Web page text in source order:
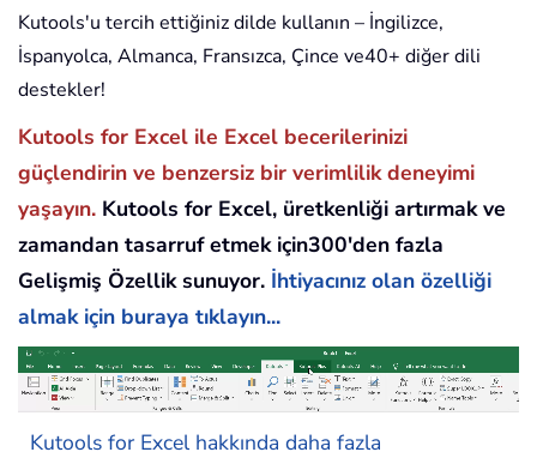
Kutools'u tercih ettiğiniz dilde kullanın – İngilizce,
İspanyolca, Almanca, Fransızca, Çince ve40+ diğer dili
destekler!
Kutools for Excel ile Excel becerilerinizi
güçlendirin ve benzersiz bir verimlilik deneyimi
yaşayın. Kutools for Excel, üretkenliği artırmak ve
zamandan tasarruf etmek için300'den fazla
Gelişmiş Özellik sunuyor. İhtiyacınız olan özelliği
almak için buraya tıklayın...
Kutools for Excel hakkında daha fazla